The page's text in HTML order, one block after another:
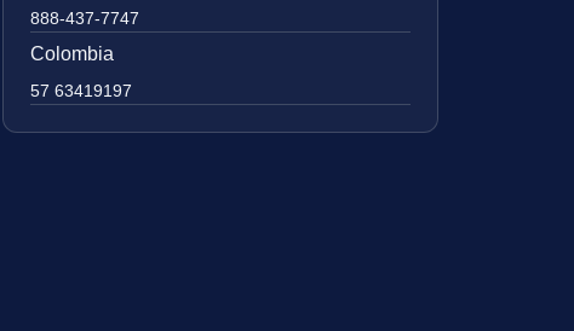
888-437-7747
Colombia
57 63419197